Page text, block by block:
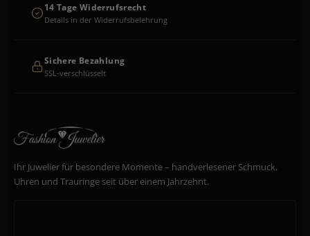
14 Tage Widerrufsrecht
Details in der Widerrufsbelehrung
Sichere Bezahlung
SSL-verschlüsselt
Ihr Juwelier für besondere Momente – handverlesener Schmuck,
Uhren und Trauringe seit über einem Jahrzehnt.